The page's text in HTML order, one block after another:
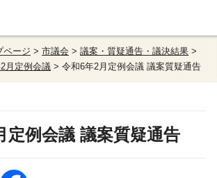
ページ > 市議会 > 議案・質疑通告・議決結果 >
月定例会議 > 令和6年2月定例会議 議案質疑通告
定例会議 議案質疑通告